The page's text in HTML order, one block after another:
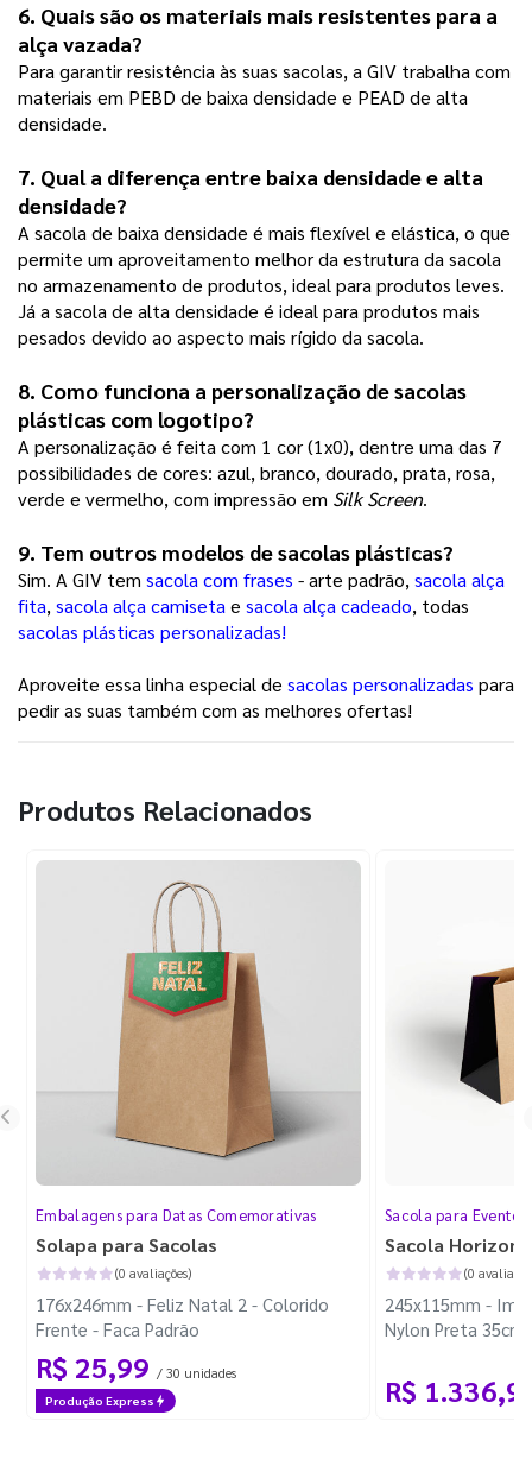
6. Quais são os materiais mais resistentes para a
alça vazada?
Para garantir resistência às suas sacolas, a GIV trabalha com
materiais em PEBD de baixa densidade e PEAD de alta
densidade.
7. Qual a diferença entre baixa densidade e alta
densidade?
A sacola de baixa densidade é mais flexível e elástica, o que
permite um aproveitamento melhor da estrutura da sacola
no armazenamento de produtos, ideal para produtos leves.
Já a sacola de alta densidade é ideal para produtos mais
pesados devido ao aspecto mais rígido da sacola.
8. Como funciona a personalização de sacolas
plásticas com logotipo?
A personalização é feita com 1 cor (1x0), dentre uma das 7
possibilidades de cores: azul, branco, dourado, prata, rosa,
verde e vermelho, com impressão em Silk Screen.
9. Tem outros modelos de sacolas plásticas?
Sim. A GIV tem sacola com frases - arte padrão, sacola alça
fita, sacola alça camiseta e sacola alça cadeado
sacolas plásticas personalizadas!
Aproveite essa linha especial de sacolas personalizadas para
pedir as suas também com as melhores ofertas!
Produtos Relacionados
Embalagens para Datas Comemorativas
Solapa para Sacolas
(0 avaliações)
176x246mm - Feliz Natal 2 - Colorido
Frente - Faca Padrão
R$ 25,99 / 30 unidades
Produção Express
Sacola para Evento
Sacola
(0
245x115mm -
Nylon Preta 35cm
R$